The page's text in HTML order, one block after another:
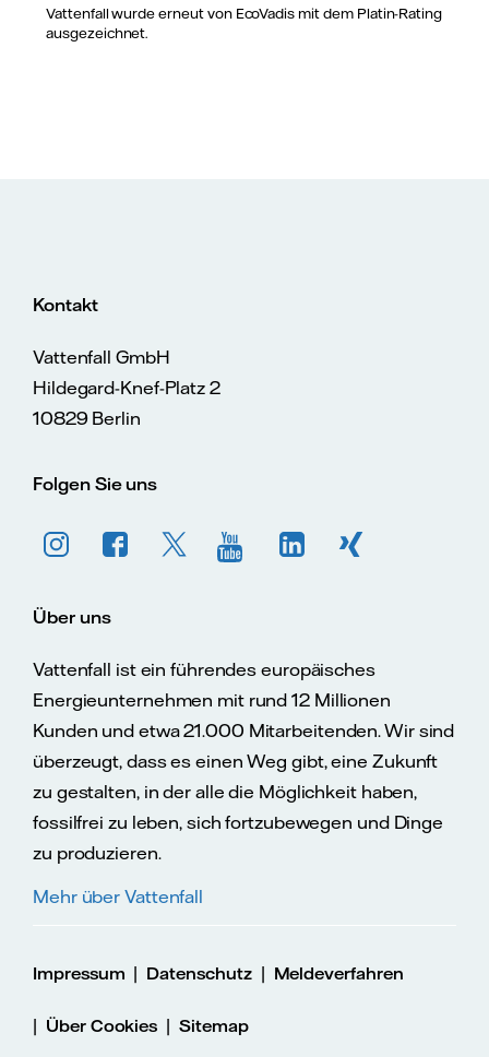
Vattenfall wurde erneut von EcoVadis mit dem Platin-Rating
ausgezeichnet.
Kontakt
Vattenfall GmbH
Hildegard-Knef-Platz 2
10829 Berlin
Folgen Sie uns
Über uns
Vattenfall ist ein führendes europäisches
Energieunternehmen mit rund 12 Millionen
Kunden und etwa 21.000 Mitarbeitenden. Wir sind
überzeugt, dass es einen Weg gibt, eine Zukunft
zu gestalten, in der alle die Möglichkeit haben,
fossilfrei zu leben, sich fortzubewegen und Dinge
zu produzieren.
Mehr über Vattenfall
Impressum | Datenschutz| Meldeverfahren
| Über Cookies |Sitemap